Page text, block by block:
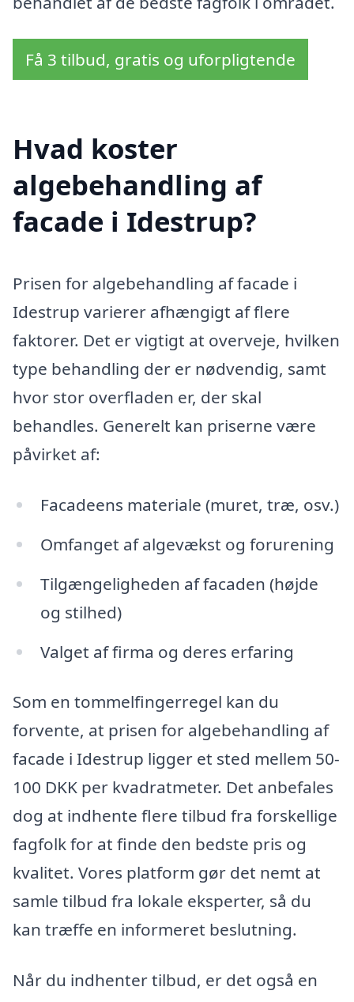
Få 3 tilbud, gratis og uforpligtende
Hvad koster
algebehandling af
facade i Idestrup?
Prisen for algebehandling af facade i
Idestrup varierer afhængigt af flere
faktorer. Det er vigtigt at overveje, hvilken
type behandling der er nødvendig, samt
hvor stor overfladen er, der skal
behandles. Generelt kan priserne være
påvirket af:
Facadeens materiale (muret, træ, osv.)
Omfanget af algevækst og forurening
Tilgængeligheden af facaden (højde
og stilhed)
Valget af firma og deres erfaring
Som en tommelfingerregel kan du
forvente, at prisen for algebehandling af
facade i Idestrup ligger et sted mellem 50-
100 DKK per kvadratmeter. Det anbefales
dog at indhente flere tilbud fra forskellige
fagfolk for at finde den bedste pris og
kvalitet. Vores platform gør det nemt at
samle tilbud fra lokale eksperter, så du
kan træffe en informeret beslutning.
Når du indhenter tilbud, er det også en